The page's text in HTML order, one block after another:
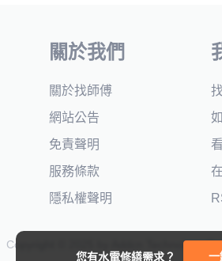
您有水電修繕需求？ 一
關於我們
關於找師傅
網站公告
免責聲明
服務條款
隱私權聲明
Copyright © 2025 by Addcn Technology